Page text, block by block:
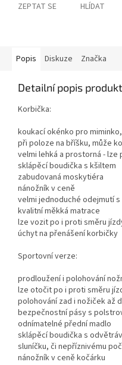
ZEPTAT SE HLÍDAT
Popis Diskuze Značka
Detailní popis
Korbička:
koukací okénko pro
při poloze na bříšku, může
velmi lehká a prostorná - lze
sklápěcí boudička s kšiltem
zabudovaná moskytiéra
nánožník v ceně
velmi jednoduché odejmutí
kvalitní měkká matrace
lze vozit po i proti směru
úchyt na přenášení korbičky
Sportovní verze:
prodloužení i polohování
lze otočit po i proti směru
polohování zad i nožiček až
bezpečnostní pásy s
odnímatelné přední madlo
sklápěcí boudička s
sluníčku, či nepříznivému
nánožník v ceně kočárku